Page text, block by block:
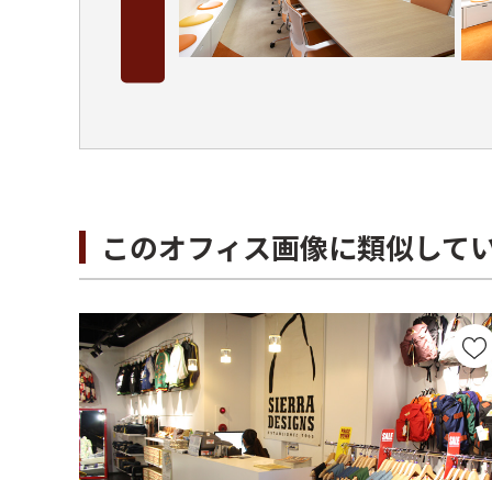
このオフィス画像に類似して